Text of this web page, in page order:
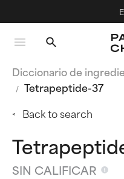
Diccionario de
Tetrapeptide-37
Back to search
SIN CALIFICAR